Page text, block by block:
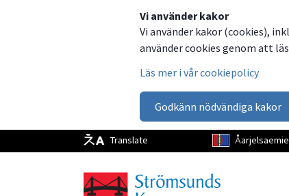
Vi använder kakor
Vi använder kakor (cookies),
använder cookies genom att
Läs mer i vår cookiepolicy
Godkänn nödvändiga kakor
Translate